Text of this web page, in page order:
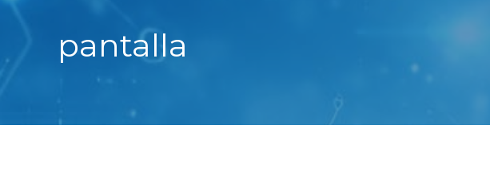
pantalla